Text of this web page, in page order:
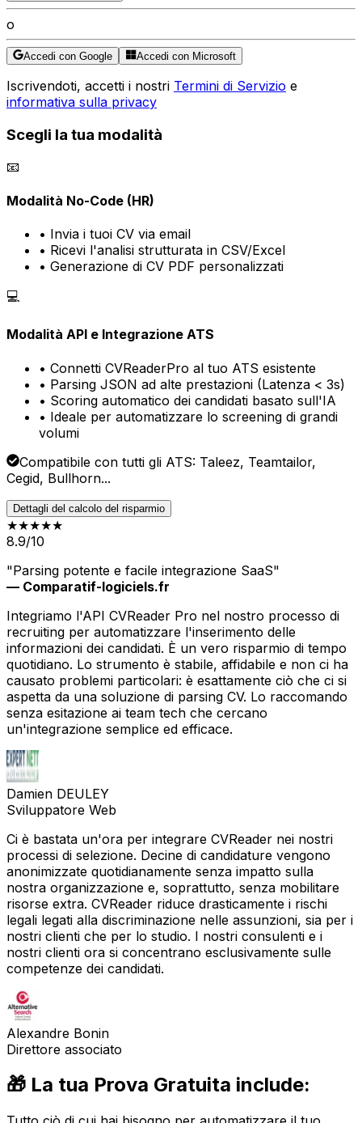
o
Accedi con Google Accedi con Microsoft
Iscrivendoti, accetti i nostri Termini di Servizio e
informativa sulla privacy
Scegli la tua modalità
📧
Modalità No-Code (HR)
• Invia i tuoi CV via email
• Ricevi l'analisi strutturata in CSV/Excel
• Generazione di CV PDF personalizzati
💻
Modalità API e Integrazione ATS
• Connetti CVReaderPro al tuo ATS esistente
• Parsing JSON ad alte prestazioni (Latenza < 3s)
• Scoring automatico dei candidati basato sull'IA
• Ideale per automatizzare lo screening di grandi
volumi
Compatibile con tutti gli ATS: Taleez, Teamtailor,
Cegid, Bullhorn...
Dettagli del calcolo del risparmio
★★★★★
8.9/10
"Parsing potente e facile integrazione SaaS"
— Comparatif-logiciels.fr
Integriamo l'API CVReader Pro nel nostro processo di
recruiting per automatizzare l'inserimento delle
informazioni dei candidati. È un vero risparmio di tempo
quotidiano. Lo strumento è stabile, affidabile e non ci ha
causato problemi particolari: è esattamente ciò che ci si
aspetta da una soluzione di parsing CV. Lo raccomando
senza esitazione ai team tech che cercano
un'integrazione semplice ed efficace.
Damien DEULEY
Sviluppatore Web
Ci è bastata un'ora per integrare CVReader nei nostri
processi di selezione. Decine di candidature vengono
anonimizzate quotidianamente senza impatto sulla
nostra organizzazione e, soprattutto, senza mobilitare
risorse extra. CVReader riduce drasticamente i rischi
legali legati alla discriminazione nelle assunzioni, sia per i
nostri clienti che per lo studio. I nostri consulenti e i
nostri clienti ora si concentrano esclusivamente sulle
competenze dei candidati.
Alexandre Bonin
Direttore associato
🎁 La tua Prova Gratuita include: